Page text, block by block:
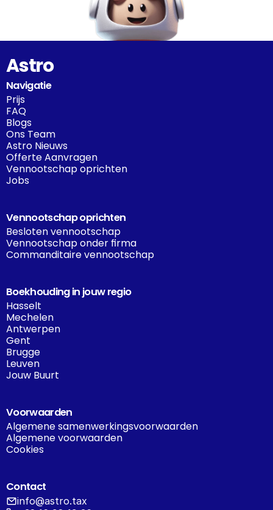
Astro
Navigatie
Prijs
FAQ
Blogs
Ons Team
Astro Nieuws
Offerte Aanvragen
Vennootschap oprichten
Jobs
Vennootschap oprichten
Besloten vennootschap
Vennootschap onder firma
Commanditaire vennootschap
Boekhouding in jouw regio
Hasselt
Mechelen
Antwerpen
Gent
Brugge
Leuven
Jouw Buurt
Voorwaarden
Algemene samenwerkingsvoorwaarden
Algemene voorwaarden
Cookies
Contact
info@astro.tax